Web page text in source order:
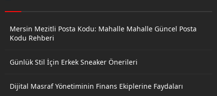
Mersin Mezitli Posta Kodu: Mahalle Mahalle Güncel Posta
Kodu Rehberi
Günlük Stil İçin Erkek Sneaker Önerileri
Dijital Masraf Yönetiminin Finans Ekiplerine Faydaları